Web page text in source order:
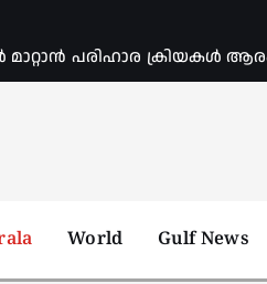
പരിഹാര ക്രിയകൾ
World Gulf News